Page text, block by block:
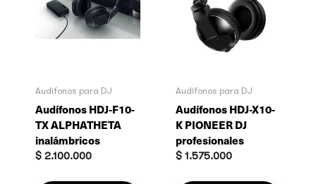
Audífonos para DJ
Audífonos HDJ-F10-
TX ALPHATHETA
inalámbricos
$ 2.100.000
Audífonos para DJ
Audífonos HDJ-X10-
K PIONEER DJ
profesionales
$ 1.575.000